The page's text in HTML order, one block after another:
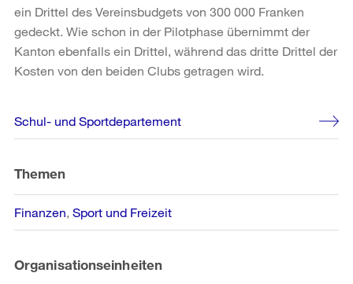
ein Drittel des Vereinsbudgets von 300 000 Franken
gedeckt. Wie schon in der Pilotphase übernimmt der
Kanton ebenfalls ein Drittel, während das dritte Drittel der
Kosten von den beiden Clubs getragen wird.
Weitere
Informationen
Schul- und Sportdepartement
Themen
Finanzen Sport und Freizeit
Organisationseinheiten